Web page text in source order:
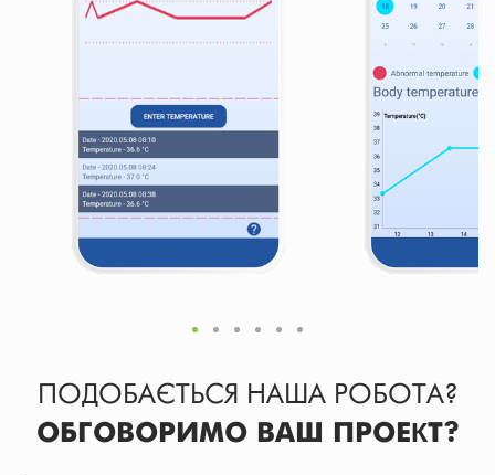
ПОДОБАЄТЬСЯ НАША РОБОТА?
ОБГОВОРИМО ВАШ ПРОЕКТ?